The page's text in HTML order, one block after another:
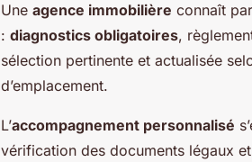
Une agence immobilière connaît
: diagnostics obligatoires,
sélection pertinente et actualisée
d’emplacement.
L’accompagnement personnalisé
vérification des documents légaux